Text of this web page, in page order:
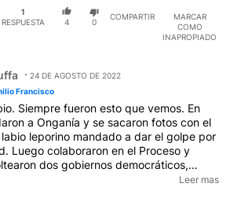
1
RESPUESTA
4 0
COMPARTIR
MARCAR
COMO
INAPROPIADO
24 DE AGOSTO DE 2022
Francisco
Siempre fueron esto que vemos. En
a Onganía y se sacaron fotos con el
leporino mandado a dar el golpe por
Luego colaboraron en el Proceso y
dos gobiernos democráticos,
el de Macri por orden de la señora. Son
Leer mas